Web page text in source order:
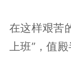
在这样艰苦
上班”，值